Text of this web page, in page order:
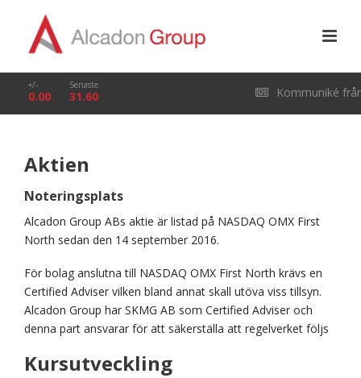
+/-
0.00
Senaste
31.60 Kommuniké
Aktien
Noteringsplats
Alcadon Group ABs aktie är listad på NASDAQ OMX First
North sedan den 14 september 2016.
För bolag anslutna till NASDAQ OMX First North krävs en
Certified Adviser vilken bland annat skall utöva viss tillsyn.
Alcadon Group har SKMG AB som Certified Adviser och
denna part ansvarar för att säkerställa att regelverket följs
Kursutveckling